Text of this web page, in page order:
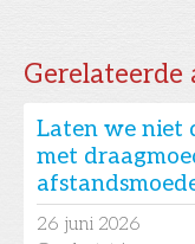
Gerelateerde
Laten we niet
met
26 juni 2026